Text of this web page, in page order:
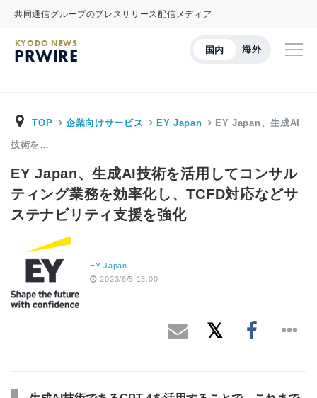
共同通信グループのプレスリリース配信メディア
国内 海外
KYODO NEWS
PRWIRE
TOP 企業向けサービス EY Japan EY Japan、生成AI
技術を…
EY Japan、生成AI技術を活用してコンサル
ティング業務を効率化し、TCFD対応などサ
ステナビリティ支援を強化
EY Japan
2023/6/5 13:00